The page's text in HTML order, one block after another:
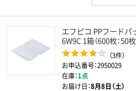
エフピコ PPフードパ
6W9C 1箱（600枚：50
（3件）
お申込番号：2950029
在庫：1点
お届け日：8月8日（土）